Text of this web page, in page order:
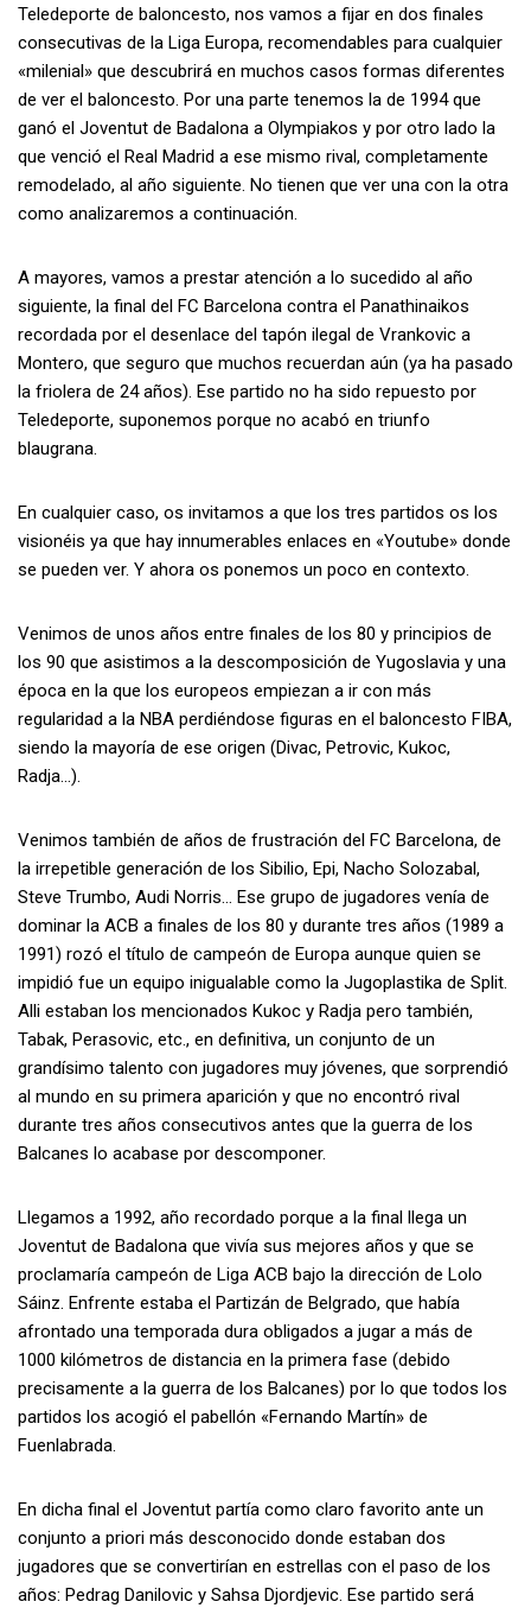
Teledeporte de baloncesto, nos vamos a fijar en dos finales
consecutivas de la Liga Europa, recomendables para cualquier
«milenial» que descubrirá en muchos casos formas diferentes
de ver el baloncesto. Por una parte tenemos la de 1994 que
ganó el Joventut de Badalona a Olympiakos y por otro lado la
que venció el Real Madrid a ese mismo rival, completamente
remodelado, al año siguiente. No tienen que ver una con la otra
como analizaremos a continuación.
A mayores, vamos a prestar atención a lo sucedido al año
siguiente, la final del FC Barcelona contra el Panathinaikos
recordada por el desenlace del tapón ilegal de Vrankovic a
Montero, que seguro que muchos recuerdan aún (ya ha pasado
la friolera de 24 años). Ese partido no ha sido repuesto por
Teledeporte, suponemos porque no acabó en triunfo
blaugrana.
En cualquier caso, os invitamos a que los tres partidos os los
visionéis ya que hay innumerables enlaces en «Youtube» donde
se pueden ver. Y ahora os ponemos un poco en contexto.
Venimos de unos años entre finales de los 80 y principios de
los 90 que asistimos a la descomposición de Yugoslavia y una
época en la que los europeos empiezan a ir con más
regularidad a la NBA perdiéndose figuras en el baloncesto FIBA,
siendo la mayoría de ese origen (Divac, Petrovic, Kukoc,
Radja…).
Venimos también de años de frustración del FC Barcelona, de
la irrepetible generación de los Sibilio, Epi, Nacho Solozabal,
Steve Trumbo, Audi Norris… Ese grupo de jugadores venía de
dominar la ACB a finales de los 80 y durante tres años (1989 a
1991) rozó el título de campeón de Europa aunque quien se
impidió fue un equipo inigualable como la Jugoplastika de Split.
Alli estaban los mencionados Kukoc y Radja pero también,
Tabak, Perasovic, etc., en definitiva, un conjunto de un
grandísimo talento con jugadores muy jóvenes, que sorprendió
al mundo en su primera aparición y que no encontró rival
durante tres años consecutivos antes que la guerra de los
Balcanes lo acabase por descomponer.
Llegamos a 1992, año recordado porque a la final llega un
Joventut de Badalona que vivía sus mejores años y que se
proclamaría campeón de Liga ACB bajo la dirección de Lolo
Sáinz. Enfrente estaba el Partizán de Belgrado, que había
afrontado una temporada dura obligados a jugar a más de
1000 kilómetros de distancia en la primera fase (debido
precisamente a la guerra de los Balcanes) por lo que todos los
partidos los acogió el pabellón «Fernando Martín» de
Fuenlabrada.
En dicha final el Joventut partía como claro favorito ante un
conjunto a priori más desconocido donde estaban dos
jugadores que se convertirían en estrellas con el paso de los
años: Pedrag Danilovic y Sahsa Djordjevic. Ese partido será